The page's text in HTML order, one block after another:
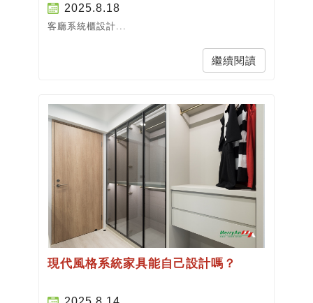
2025.8.18
客廳系統櫃設計...
繼續閱讀
現代風格系統家具能自己設計嗎？